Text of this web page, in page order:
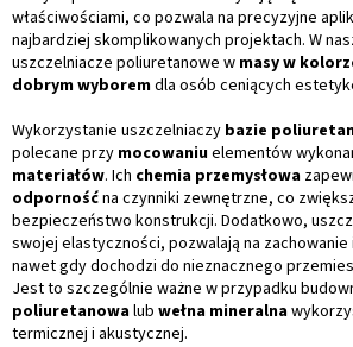
właściwościami, co pozwala na precyzyjne
najbardziej skomplikowanych projektach. W
uszczelniacze poliuretanowe w masy w
dobrym wyboremdla osób ceniących
Wykorzystanie uszczelniaczy bazie
polecane przy mocowaniuelementów
materiałów. Ich chemia przemysłowa
odpornośćna czynniki zewnętrzne, co
bezpieczeństwo konstrukcji. Dodatkowo,
swojej elastyczności, pozwalają na
nawet gdy dochodzi do nieznacznego
Jest to szczególnie ważne w przypadku
poliuretanowalub wełna mineralna
termicznej i akustycznej.